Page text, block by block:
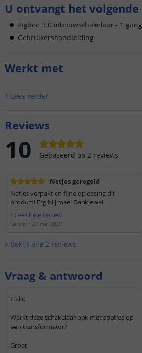
U ontvangt het volgende
Zigbee 3.0 inbouwschakelaar - 1 gang
Gebruikershandleiding
Werkt met
Lees verder
Reviews
10 Gebaseerd op 2 reviews
Netjes geregeld
Netjes verpakt en fijne oplossing dit
product! Erg blij mee! Dankjewel
Lees hele review
Dennis | 21 mei 2025
Bekijk alle 2 reviews
Vraag & antwoord
Hallo
Werkt deze schakelaar ook met spotjes op
een transformator?
Groet